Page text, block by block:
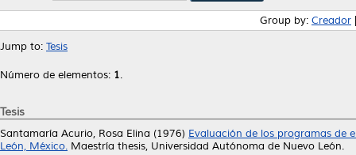
Group by: Creador
Jump to: Tesis
Número de elementos: 1.
Tesis
Santamaría Acurio, Rosa Elina (1976) Evaluación de los programas de
León, México. Maestría thesis, Universidad Autónoma de Nuevo León.